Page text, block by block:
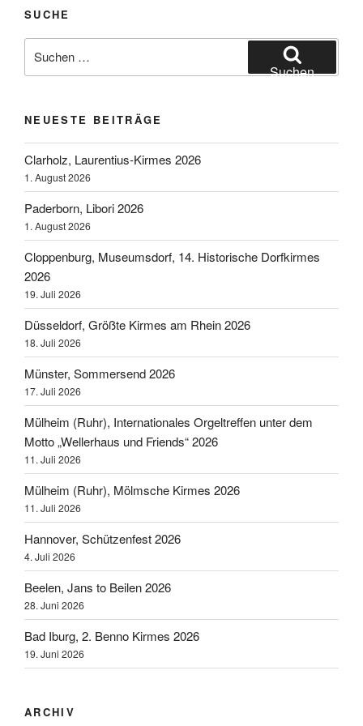
SUCHE
nach:
Suchen
NEUESTE BEITRÄGE
Clarholz, Laurentius-Kirmes 2026
1. August 2026
Paderborn, Libori 2026
1. August 2026
Cloppenburg, Museumsdorf, 14. Historische Dorfkirmes
2026
19. Juli 2026
Düsseldorf, Größte Kirmes am Rhein 2026
18. Juli 2026
Münster, Sommersend 2026
17. Juli 2026
Mülheim (Ruhr), Internationales Orgeltreffen unter dem
Motto „Wellerhaus und Friends“ 2026
11. Juli 2026
Mülheim (Ruhr), Mölmsche Kirmes 2026
11. Juli 2026
Hannover, Schützenfest 2026
4. Juli 2026
Beelen, Jans to Beilen 2026
28. Juni 2026
Bad Iburg, 2. Benno Kirmes 2026
19. Juni 2026
ARCHIV